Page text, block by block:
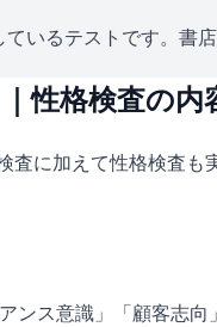
いるテストです。書
性格検査の内
査に加えて性格検査
ンス意識」「顧客志